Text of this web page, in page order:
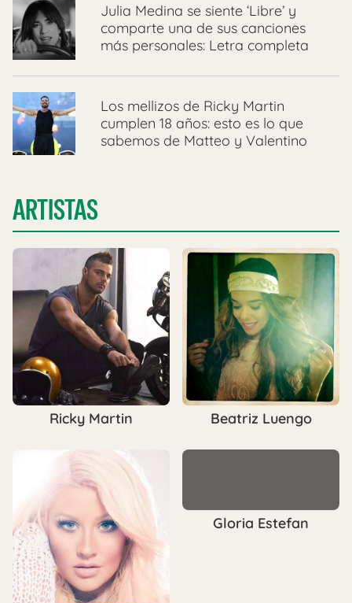
Julia Medina se siente ‘Libre’ y
comparte una de sus canciones
más personales: Letra completa
Los mellizos de Ricky Martin
cumplen 18 años: esto es lo que
sabemos de Matteo y Valentino
ARTISTAS
Ricky Martin Beatriz Luengo
Gloria Estefan